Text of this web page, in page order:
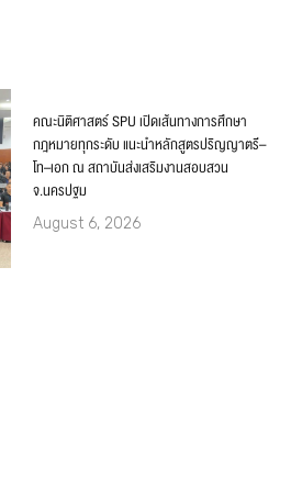
คณะนิติศาสตร์ SPU เปิดเส้นทางการศึกษา
กฎหมายทุกระดับ แนะนำหลักสูตรปริญญาตรี–
โท–เอก ณ สถาบันส่งเสริมงานสอบสวน
จ.นครปฐม
August 6, 2026